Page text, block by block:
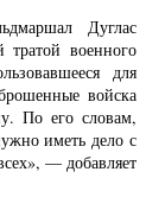
Дуглас
тратой военного
для
войска
По его словам,
иметь дело с
— добавляет